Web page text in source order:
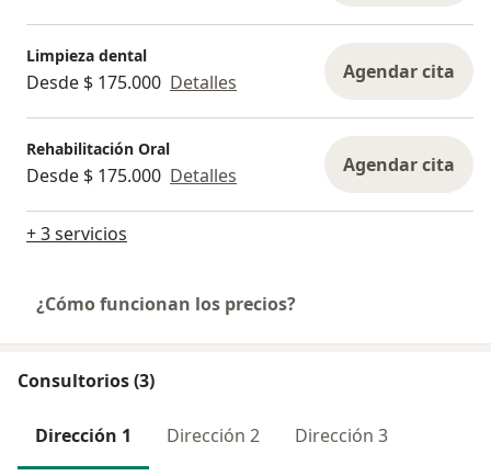
Limpieza dental
Desde $ 175.000 Detalles Agendar cita
Rehabilitación Oral
Desde $ 175.000 Detalles Agendar cita
+ 3 servicios
¿Cómo funcionan los precios?
Consultorios (3)
Dirección 1 Dirección 2 Dirección 3